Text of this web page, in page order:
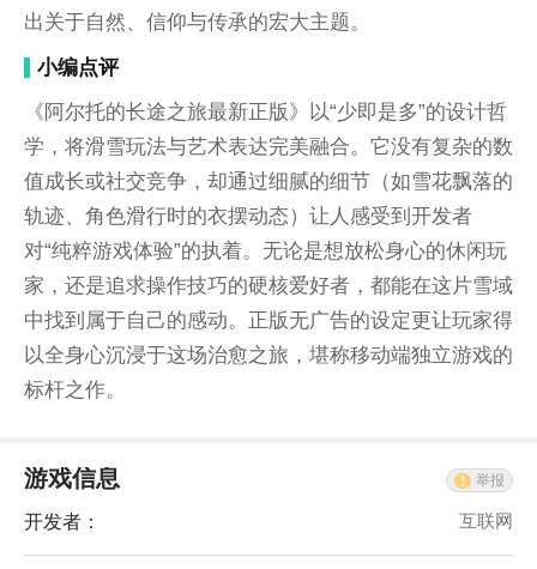
出关于自然、信仰与传承的宏大主题。
小编点评
《阿尔托的长途之旅最新正版》以“少即是多”的设计哲
学，将滑雪玩法与艺术表达完美融合。它没有复杂的数
值成长或社交竞争，却通过细腻的细节（如雪花飘落的
轨迹、角色滑行时的衣摆动态）让人感受到开发者
对“纯粹游戏体验”的执着。无论是想放松身心的休闲玩
家，还是追求操作技巧的硬核爱好者，都能在这片雪域
中找到属于自己的感动。正版无广告的设定更让玩家得
以全身心沉浸于这场治愈之旅，堪称移动端独立游戏的
标杆之作。
游戏信息 举报
开发者： 互联网